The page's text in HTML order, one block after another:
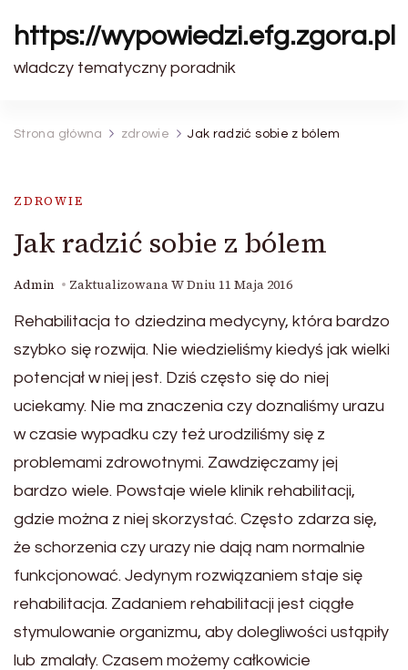
https://wypowiedzi.efg.zgora.pl
wladczy tematyczny poradnik
Strona główna zdrowie Jak radzić sobie z bólem
ZDROWIE
Jak radzić sobie z bólem
Admin Zaktualizowana W Dniu 11 Maja 2016
Rehabilitacja to dziedzina medycyny, która bardzo
szybko się rozwija. Nie wiedzieliśmy kiedyś jak wielki
potencjał w niej jest. Dziś często się do niej
uciekamy. Nie ma znaczenia czy doznaliśmy urazu
w czasie wypadku czy też urodziliśmy się z
problemami zdrowotnymi. Zawdzięczamy jej
bardzo wiele. Powstaje wiele klinik rehabilitacji,
gdzie można z niej skorzystać. Często zdarza się,
że schorzenia czy urazy nie dają nam normalnie
funkcjonować. Jedynym rozwiązaniem staje się
rehabilitacja. Zadaniem rehabilitacji jest ciągłe
stymulowanie organizmu, aby dolegliwości ustąpiły
lub zmalały. Czasem możemy całkowicie